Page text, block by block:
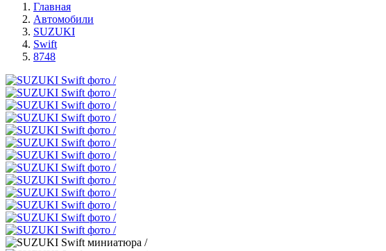
Главная
Автомобили
SUZUKI
Swift
8748